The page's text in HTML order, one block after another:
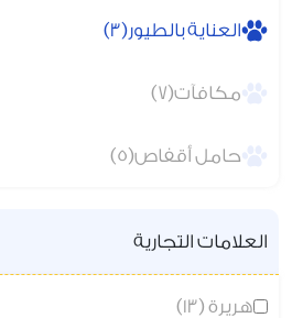
العناية بالطيور(3)
مكافآت(7)
حامل أقفاص(5)
العلامات التجارية
هريرة (13)